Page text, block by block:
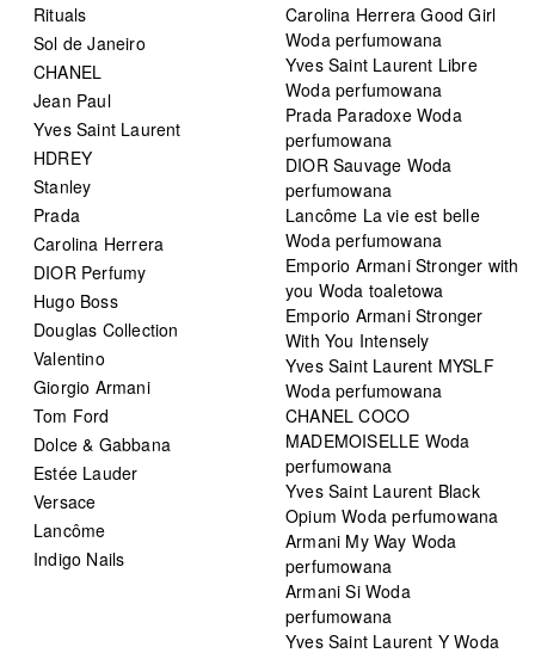
Rituals
Sol de Janeiro
CHANEL
Jean Paul
Yves Saint Laurent
HDREY
Stanley
Prada
Carolina Herrera
DIOR Perfumy
Hugo Boss
Douglas Collection
Valentino
Giorgio Armani
Tom Ford
Dolce & Gabbana
Estée Lauder
Versace
Lancôme
Indigo Nails
Carolina Herrera Good Girl
Woda perfumowana
Yves Saint Laurent Libre
Woda perfumowana
Prada Paradoxe Woda
perfumowana
DIOR Sauvage Woda
perfumowana
Lancôme La vie est belle
Woda perfumowana
Emporio Armani Stronger with
you Woda toaletowa
Emporio Armani Stronger
With You Intensely
Yves Saint Laurent MYSLF
Woda perfumowana
CHANEL COCO
MADEMOISELLE Woda
perfumowana
Yves Saint Laurent Black
Opium Woda perfumowana
Armani My Way Woda
perfumowana
Armani Si Woda
perfumowana
Yves Saint Laurent Y Woda